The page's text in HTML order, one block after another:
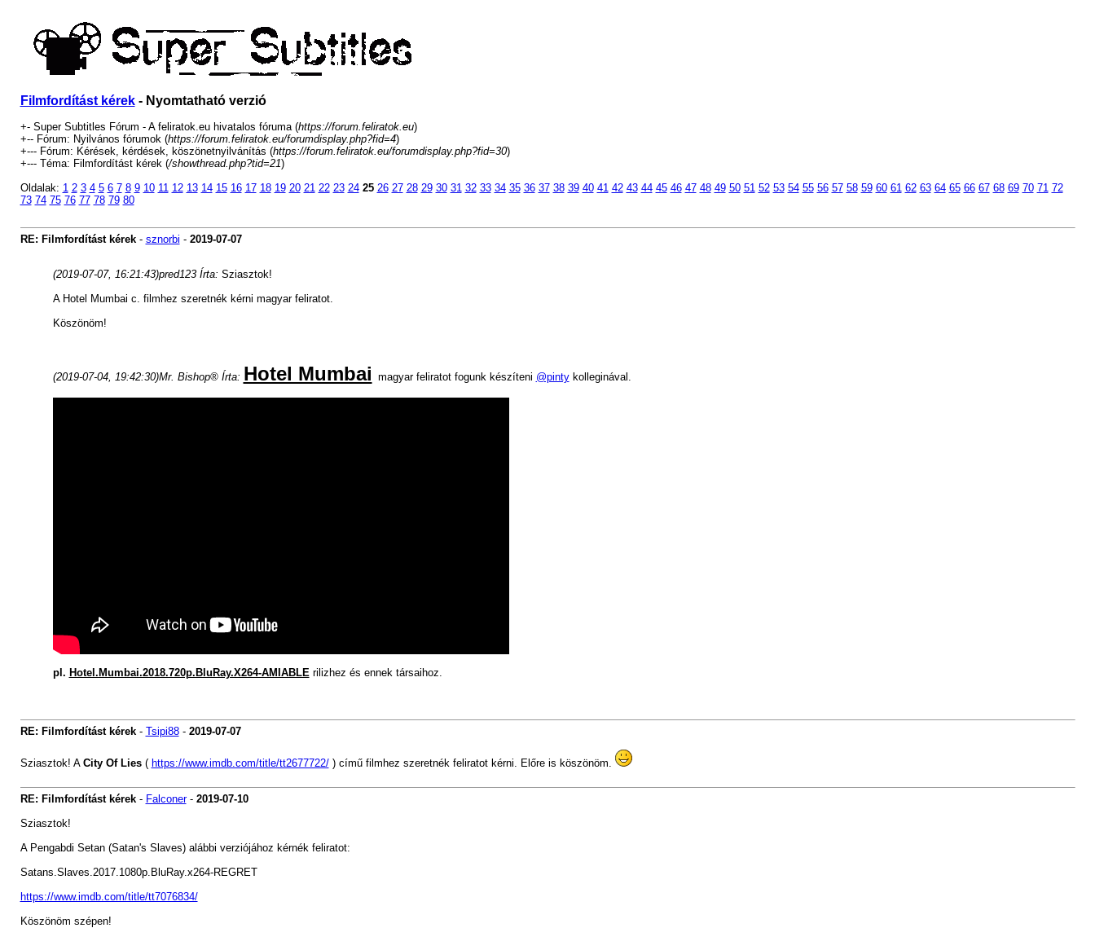
Filmfordítást kérek- Nyomtatható verzió
+- Super Subtitles Fórum - A feliratok.eu hivatalos fóruma (https://forum.feliratok.eu)
+-- Fórum: Nyilvános fórumok (https://forum.feliratok.eu/forumdisplay.php?fid=4)
+--- Fórum: Kérések, kérdések, köszönetnyilvánítás (https://forum.feliratok.eu/forumdisplay.php?fid=30)
+--- Téma: Filmfordítást kérek (/showthread.php?tid=21)
Oldalak: 1 2 3 4 5 6 7 8 9 10 11 12 13 14 15 16 17 18 19 20 21 22 23 24 25 26 27 28 29 30 31 32 33 34 35 36 37 38 39 40 41 42 43 44 45 46 47 48 49 50 51 52 53 54 55 56 57 58 59 60 61 62 63 64 65 66 67 68 69 70 71 72
73 74 75 76 77 78 79 80
RE: Filmfordítást kérek- sznorbi - 2019-07-07
(2019-07-07, 16:21:43)pred123 Írta: Sziasztok!
A Hotel Mumbai c. filmhez szeretnék kérni magyar feliratot.
Köszönöm!
(2019-07-04, 19:42:30)Mr. Bishop® Írta: Hotel Mumbai magyar feliratot fogunk készíteni @pintykolleginával.
pl. Hotel.Mumbai.2018.720p.BluRay.X264-AMIABLErilizhez és ennek társaihoz.
RE: Filmfordítást kérek- Tsipi88- 2019-07-07
Sziasztok! A City Of Lies( https://www.imdb.com/title/tt2677722/) című filmhez szeretnék feliratot kérni. Előre is köszönöm.
RE: Filmfordítást kérek- Falconer- 2019-07-10
Sziasztok!
A Pengabdi Setan (Satan's Slaves) alábbi verziójához kérnék feliratot:
Satans.Slaves.2017.1080p.BluRay.x264-REGRET
https://www.imdb.com/title/tt7076834/
Köszönöm szépen!